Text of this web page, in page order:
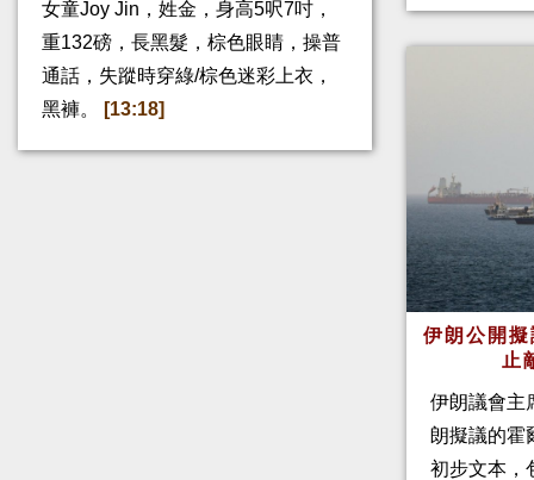
女童Joy Jin，姓金，身高5呎7吋，
重132磅，長黑髮，棕色眼睛，操普
通話，失蹤時穿綠/棕色迷彩上衣，
黑褲。
[13:18]
伊朗公開
止
伊朗議會主
朗擬議的霍
初步文本，